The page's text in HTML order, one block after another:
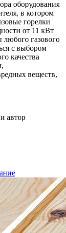
оборудования
в котором
горелки
от 11 кВт
газового
с выбором
качества
веществ,
автор